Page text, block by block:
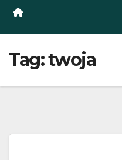
Tag:twoja